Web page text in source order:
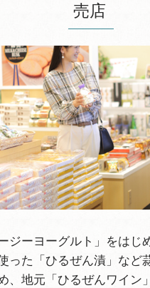
売店
ジーヨーグルト」をはじ
った「ひるぜん漬」など
、地元「ひるぜんワイン